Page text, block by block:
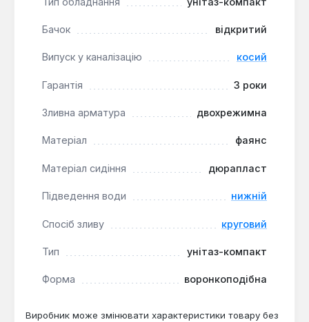
важливі надійність, простота монтажу та
оптимальний для стандартних сантехнічних ніш із
боковим підведенням комунікацій.
Бачок відкритий
Випуск у каналізацію косий
Гарантія 3 роки
Зливна арматура двохрежимна
Матеріал фаянс
Матеріал сидіння дюрапласт
Підведення води нижній
Спосіб зливу круговий
Тип унітаз-компакт
Форма воронкоподібна
Виробник може змінювати характеристики товару без